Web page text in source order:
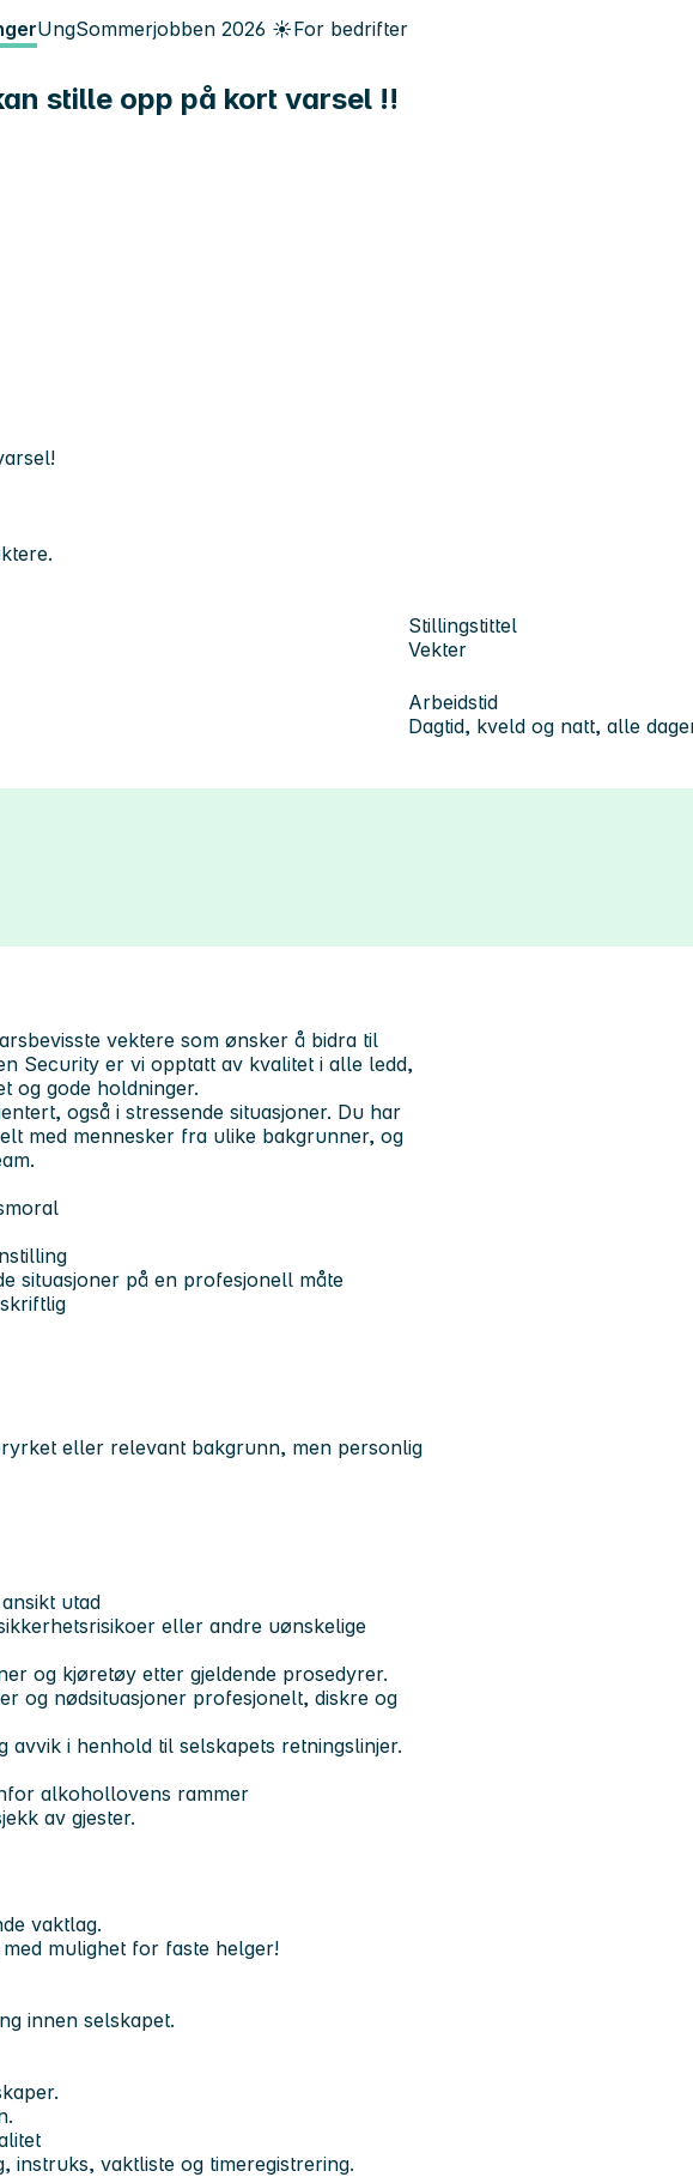
UngSommerjobben 2026 ☀️For bedrifter
stille opp på kort varsel ‼️
Stillingstittel
Vekter
Arbeidstid
Dagtid, kveld og natt, alle
vektere som ønsker å bidra til
Security er vi opptatt av kvalitet i alle ledd,
og gode holdninger.
også i stressende situasjoner. Du har
med mennesker fra ulike bakgrunner, og
situasjoner på en profesjonell måte
eller relevant bakgrunn, men personlig
utad
eller andre uønskelige
og kjøretøy etter gjeldende prosedyrer.
og nødsituasjoner profesjonelt, diskre og
i henhold til selskapets retningslinjer.
alkohollovens rammer
av gjester.
vaktlag.
mulighet for faste helger!
innen selskapet.
instruks, vaktliste og timeregistrering.